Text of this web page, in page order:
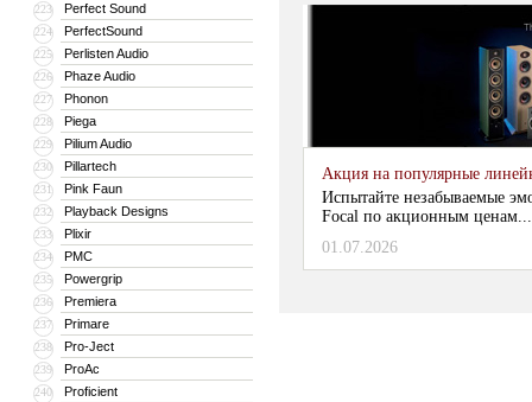
223 Perfect Sound
224 PerfectSound
225 Perlisten Audio
226 Phaze Audio
227 Phonon
228 Piega
229 Pilium Audio
230 Pillartech
231 Pink Faun
232 Playback Designs
233 Plixir
234 PMC
235 Powergrip
236 Premiera
237 Primare
238 Pro-Ject
239 ProAc
240 Proficient
Акция на популярные
Испытайте незабываемые
Focal по акционным
01.07.2026